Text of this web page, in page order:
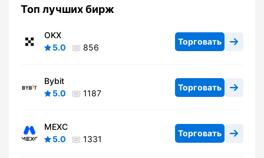
Топ лучших бирж
OKX
5.0
856
Торговать
Bybit
5.0
1187
Торговать
MEXC
5.0
1331
Торговать